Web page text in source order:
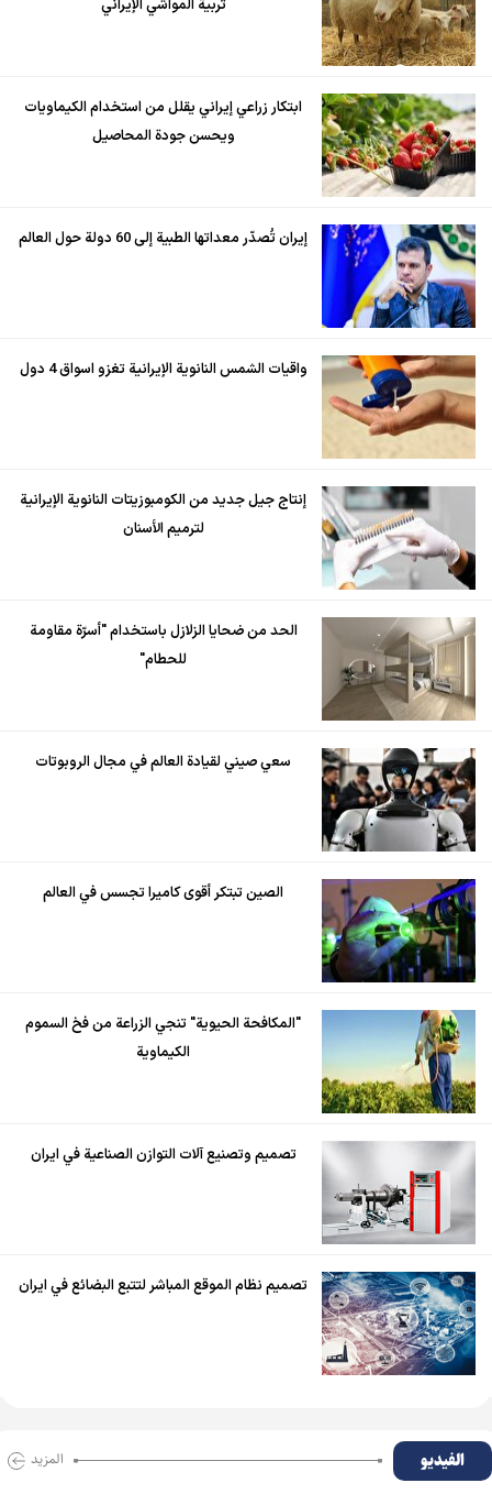
تربية المواشي الإيراني
ابتكار زراعي إيراني يقلل من استخدام الكيماويات
ويحسن جودة المحاصيل
إيران تُصدّر معداتها الطبية إلى 60 دولة حول العالم
واقيات الشمس النانوية الإيرانية تغزو اسواق 4 دول
إنتاج جيل جديد من الكومبوزيتات النانوية الإيرانية
لترميم الأسنان
الحد من ضحايا الزلازل باستخدام "أسرّة مقاومة
للحطام"
سعي صيني لقيادة العالم في مجال الروبوتات
الصين تبتكر أقوى كاميرا تجسس في العالم
"المكافحة الحيوية" تنجي الزراعة من فخ السموم
الكيماوية
تصميم وتصنيع آلات التوازن الصناعية في ايران
تصميم نظام الموقع المباشر لتتبع البضائع في ايران
الفیدیو المزید